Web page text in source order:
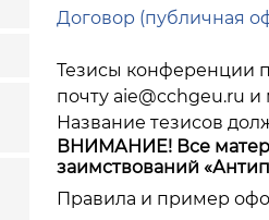
Договор (публичная
Тезисы конференции
почту aie@cchgeu.ru и
Название тезисов
ВНИМАНИЕ! Все
заимствований
Правила и пример